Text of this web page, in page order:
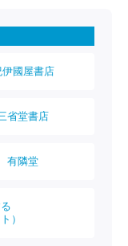
伊國屋書店
省堂書店
有隣堂
）